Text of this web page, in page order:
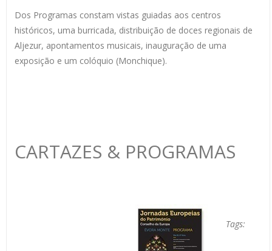
Dos Programas constam vistas guiadas aos centros
históricos, uma burricada, distribuição de doces regionais de
Aljezur, apontamentos musicais, inauguração de uma
exposição e um colóquio (Monchique).
CARTAZES & PROGRAMAS
Tags: